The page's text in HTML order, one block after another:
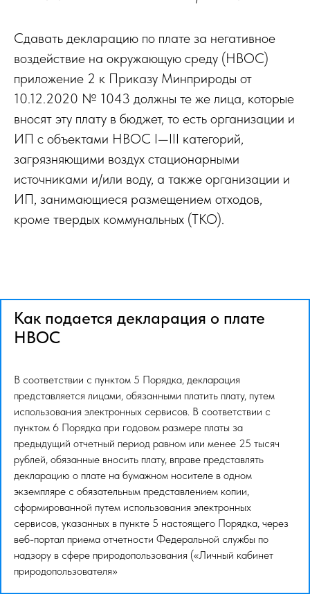
Сдавать декларацию по плате за негативное
воздействие на окружающую среду (НВОС)
приложение 2 к Приказу Минприроды от
10.12.2020 № 1043 должны те же лица, которые
вносят эту плату в бюджет, то есть организации и
ИП с объектами НВОС I—III категорий,
загрязняющими воздух стационарными
источниками и/или воду, а также организации и
ИП, занимающиеся размещением отходов,
кроме твердых коммунальных (ТКО).
Как подается декларация о плате
НВОС
В соответствии с пунктом 5 Порядка, декларация
представляется лицами, обязанными платить плату, путем
использования электронных сервисов. В соответствии с
пунктом 6 Порядка при годовом размере платы за
предыдущий отчетный период равном или менее 25 тысяч
рублей, обязанные вносить плату, вправе представлять
декларацию о плате на бумажном носителе в одном
экземпляре с обязательным представлением копии,
сформированной путем использования электронных
сервисов, указанных в пункте 5 настоящего Порядка, через
веб-портал приема отчетности Федеральной службы по
надзору в сфере природопользования («Личный кабинет
природопользователя»